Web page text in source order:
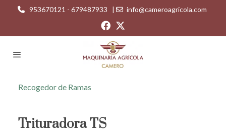
953670121 - 679487933 | info@cameroagricola.com
Recogedor de Ramas
Trituradora TS